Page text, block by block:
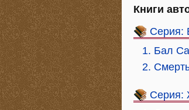
Книги
Серия:
1. Бал
2.
Серия: